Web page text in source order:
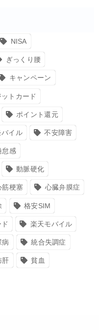
NISA
ぎっくり腰
キャンペーン
トカード
ポイント還元
バイル 不安障害
怠感
動脈硬化
筋梗塞 心臓弁膜症
格安SIM
楽天モバイル
病 統合失調症
肝 貧血